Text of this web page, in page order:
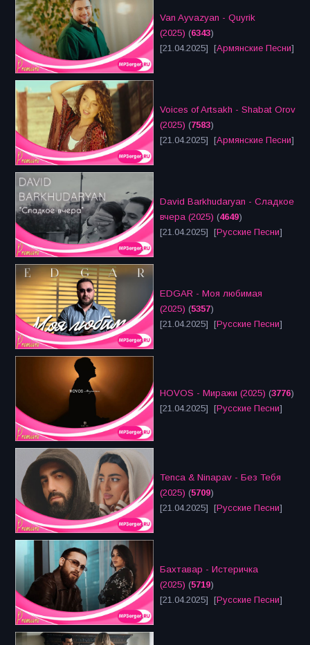
Van Ayvazyan - Quyrik
(2025) (6343)
[21.04.2025] [Армянские Песни]
Voices of Artsakh - Shabat Orov
(2025) (7583)
[21.04.2025] [Армянские Песни]
David Barkhudaryan - Сладкое
вчера (2025) (4649)
[21.04.2025] [Русские Песни]
EDGAR - Моя любимая
(2025) (5357)
[21.04.2025] [Русские Песни]
HOVOS - Миражи (2025) (3776)
[21.04.2025] [Русские Песни]
Tenca & Ninapav - Без Тебя
(2025) (5709)
[21.04.2025] [Русские Песни]
Бахтавар - Истеричка
(2025) (5719)
[21.04.2025] [Русские Песни]